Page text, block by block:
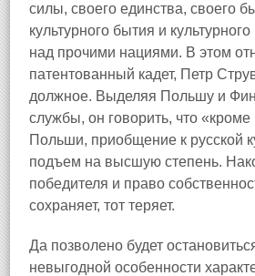
силы, своего единства, своего
культурного бытия и
над прочими нациями. В этом
патентованный кадет, Петр
должное. Выделяя Польшу и
службы, он говорить, что
Польши, приобщение к русской
подъем на высшую степень.
победителя и право
сохраняет, тот теряет.
Да позволено будет
невыгодной особенности